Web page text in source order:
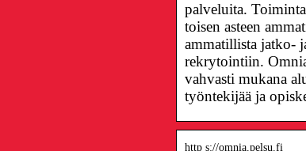
palveluita.
toisen asteen
ammatillista jatko-
rekrytointiin.
vahvasti mukana
työntekijää ja
http s://omnia.pelsu.fi